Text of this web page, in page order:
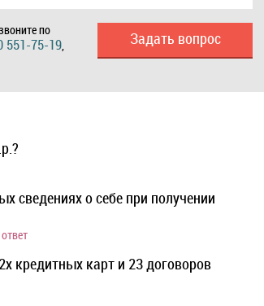
по
551-75-19,
Задать вопрос
сведениях о себе при получении
кредитных карт и 23 договоров